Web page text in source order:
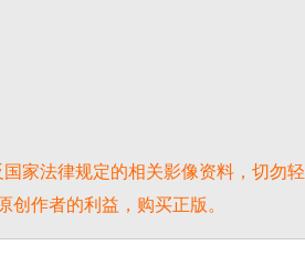
家法律规定的相关影像资料，切勿轻
作者的利益，购买正版。